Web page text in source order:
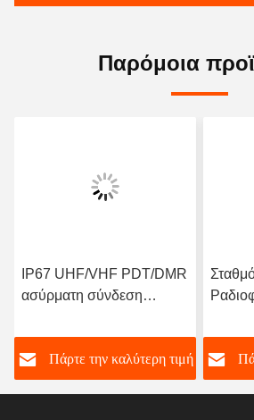
Παρόμοια
IP67 UHF/VHF PDT/DMR
ασύρματη σύνδεση
ραδιοφωνικό δίκτυο
μεμβράνης που
τοποθετείται σε οχήματα
Πάρτε την καλύτερη τιμή